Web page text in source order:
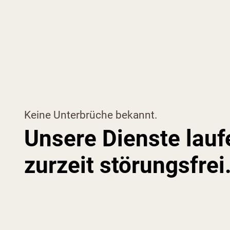
Keine Unterbrüche bekannt.
Unsere Dienste
zurzeit